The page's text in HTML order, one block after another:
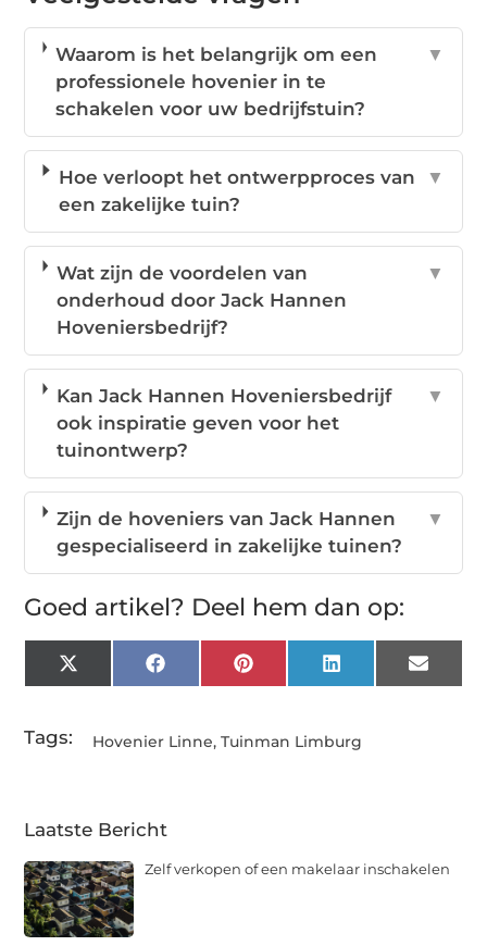
Waarom is het belangrijk om een
professionele hovenier in te
schakelen voor uw bedrijfstuin?
▼
Hoe verloopt het ontwerpproces van
een zakelijke tuin?
▼
Wat zijn de voordelen van
onderhoud door Jack Hannen
Hoveniersbedrijf?
▼
Kan Jack Hannen Hoveniersbedrijf
ook inspiratie geven voor het
tuinontwerp?
▼
Zijn de hoveniers van Jack Hannen
gespecialiseerd in zakelijke tuinen?
▼
Goed artikel? Deel hem dan op:
X
(Twitter)
FacebookPinterestLinkedInEmail
Tags: Hovenier Linne,Tuinman Limburg
Laatste Bericht
Zelf verkopen of een makelaar inschakelen